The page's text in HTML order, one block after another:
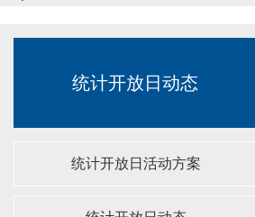
统计开放日动态
统计开放日活动方案